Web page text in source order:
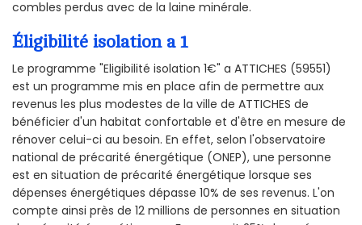
combles perdus avec de la laine minérale.
Éligibilité isolation a 1
Le programme "Eligibilité isolation 1€" a ATTICHES (59551)
est un programme mis en place afin de permettre aux
revenus les plus modestes de la ville de ATTICHES de
bénéficier d'un habitat confortable et d'être en mesure de
rénover celui-ci au besoin. En effet, selon l'observatoire
national de précarité énergétique (ONEP), une personne
est en situation de précarité énergétique lorsque ses
dépenses énergétiques dépasse 10% de ses revenus. L'on
compte ainsi près de 12 millions de personnes en situation